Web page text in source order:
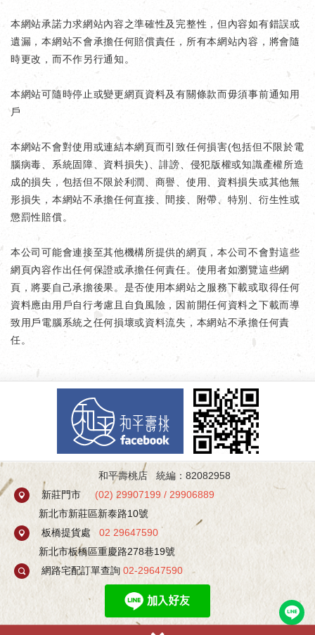
本網站承諾力求網站內容之準確性及完整性，但內容如有錯誤或
遺漏，本網站不會承擔任何賠償責任，所有本網站內容，將會隨
時更改，而不作另行通知。
本網站可隨時停止或變更網頁資料及有關條款而毋須事前通知用
戶
本網站不會對使用或連結本網頁而引致任何損害(包括但不限於電
腦病毒、系統固障、資料損失)、誹謗、侵犯版權或知識產權所造
成的損失，包括但不限於利潤、商譽、使用、資料損失或其他無
形損失，本網站不承擔任何直接、間接、附帶、特別、衍生性或
懲罰性賠償。
本公司可能會連接至其他機構所提供的網頁，本公司不會對這些
網頁內容作出任何保證或承擔任何責任。使用者如瀏覽這些網
頁，將要自己承擔後果。是否使用本網站之服務下載或取得任何
資料應由用戶自行考慮且自負風險，因前開任何資料之下載而導
致用戶電腦系統之任何損壞或資料流失，本網站不承擔任何責
任。
和平壽桃店 統編：82082958
新莊門市
(02) 29907199 / 29906889
新北市新莊區新泰路10號
板橋提貨處
02 29647590
新北市板橋區重慶路278巷19號
網路宅配訂單查詢 02-29647590
加入line好友有不定期優惠活動！